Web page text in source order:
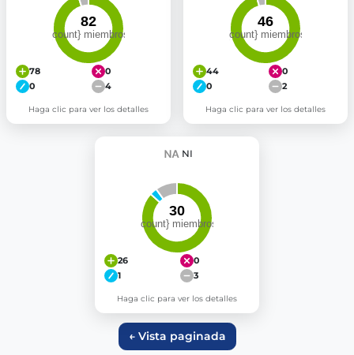
78
0
0
4
Haga clic para ver los detalles
44
0
0
2
Haga clic para ver los detalles
NI
26
0
1
3
Haga clic para ver los detalles
← Vista paginada